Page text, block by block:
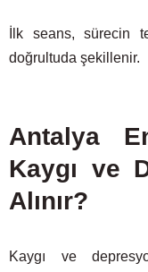
İlk seans, sürecin
doğrultuda şekillenir.
Antalya
Kaygı ve
Alınır?
Kaygı ve